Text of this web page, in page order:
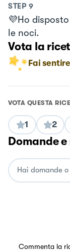
STEP 9
💜Ho
le noci.
Vota la
Fai
VOTA QUESTA
1 2
Domande
Commenta la